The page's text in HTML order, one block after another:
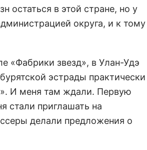
остаться в этой стране, но у
округа, и к тому
«Фабрики звезд», в Улан-Удэ
эстрады практически
И меня там ждали. Первую
стали приглашать на
делали предложения о